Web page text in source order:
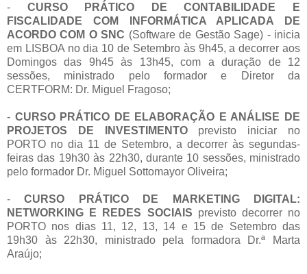
- CURSO PRÁTICO DE CONTABILIDADE E
FISCALIDADE COM INFORMÁTICA APLICADA DE
ACORDO COM O SNC (Software de Gestão Sage) - inicia
em LISBOA no dia 10 de Setembro às 9h45, a decorrer aos
Domingos das 9h45 às 13h45, com a duração de 12
sessões, ministrado pelo formador e Diretor da
CERTFORM: Dr. Miguel Fragoso;
- CURSO PRÁTICO DE ELABORAÇÃO E ANÁLISE DE
PROJETOS DE INVESTIMENTO previsto iniciar no
PORTO no dia 11 de Setembro, a decorrer às segundas-
feiras das 19h30 às 22h30, durante 10 sessões, ministrado
pelo formador Dr. Miguel Sottomayor Oliveira;
-CURSO PRÁTICO DE MARKETING DIGITAL:
NETWORKING E REDES SOCIAIS previsto decorrer no
PORTO nos dias 11, 12, 13, 14 e 15 de Setembro das
19h30 às 22h30, ministrado pela formadora Dr.ª Marta
Araújo;